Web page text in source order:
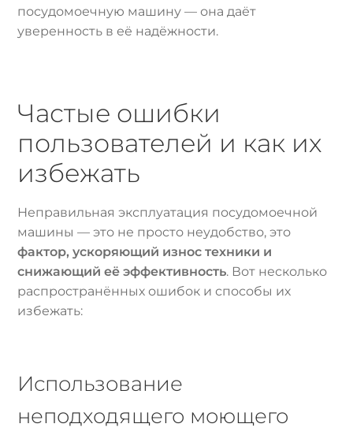
посудомоечную машину — она даёт
уверенность в её надёжности.
Частые ошибки
пользователей и как их
избежать
Неправильная эксплуатация посудомоечной
машины — это не просто неудобство, это
фактор, ускоряющий износ техники и
снижающий её эффективность. Вот несколько
распространённых ошибок и способы их
избежать:
Использование
неподходящего моющего